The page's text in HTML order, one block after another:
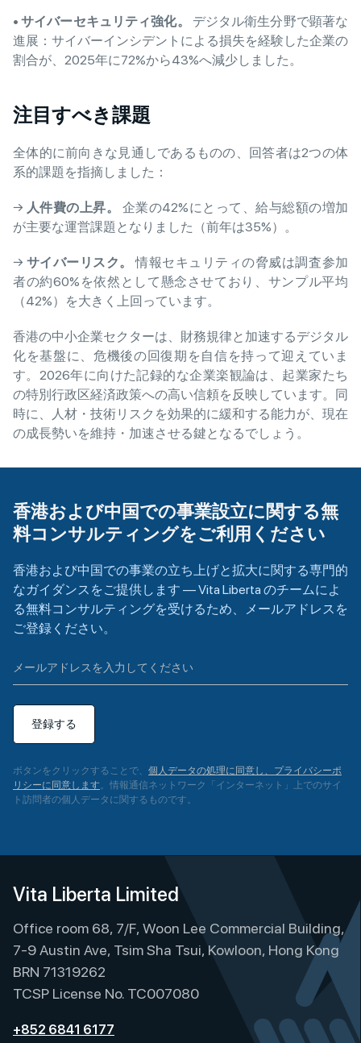
•サイバーセキュリティ強化。
デジタル衛生分野で顕著な
進展：サイバーインシデントによる損失を経験した企業の
割合が、2025年に72%から43%へ減少しました。
注目すべき課題
全体的に前向きな見通しであるものの、回答者は2つの体
系的課題を指摘しました：
→ 人件費の上昇。
企業の42%にとって、給与総額の増加
が主要な運営課題となりました（前年は35%）。
→ サイバーリスク。
情報セキュリティの脅威は調査参加
者の約60%を依然として懸念させており、サンプル平均
（42%）を大きく上回っています。
香港の中小企業セクターは、財務規律と加速するデジタル
化を基盤に、危機後の回復期を自信を持って迎えていま
す。2026年に向けた記録的な企業楽観論は、起業家たち
の特別行政区経済政策への高い信頼を反映しています。同
時に、人材・技術リスクを効果的に緩和する能力が、現在
の成長勢いを維持・加速させる鍵となるでしょう。
香港および中国での事業設立に関する無
料コンサルティングをご利用ください
香港および中国での事業の立ち上げと拡大に関する専門的
なガイダンスをご提供します — Vita Liberta のチームによ
る無料コンサルティングを受けるため、メールアドレスを
ご登録ください。
登録する
ボタンをクリックすることで、 個人データの処理に同意し、プライバシーポ
リシーに同意します 。情報通信ネットワーク「インターネット」上でのサイ
ト訪問者の個人データに関するものです。
e
n
a
t
i
e
Vita Liberta Limited
Office room 68, 7/F, Woon Lee Commercial Building,
7-9 Austin Ave, Tsim Sha Tsui, Kowloon, Hong Kong
BRN 71319262
TCSP License No. TC007080
+852 6841 6177